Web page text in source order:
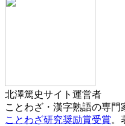
北澤篤史サイト運営者
ことわざ・漢字熟語の専門
ことわざ研究奨励賞受賞。